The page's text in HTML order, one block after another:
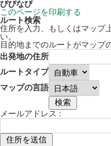
びびなび
このページを印刷する
ルート検索
住所を入力、もしくはマップ
い。
目的地までのルートがマップ
出発地の住所
ルートタイプ
マップの言語
メールアドレス :
50 km